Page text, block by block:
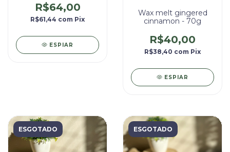
R$64,00
R$61,44 com Pix
ESPIAR
Wax melt gingered
cinnamon - 70g
R$40,00
R$38,40 com Pix
ESPIAR
ESGOTADO ESGOTADO